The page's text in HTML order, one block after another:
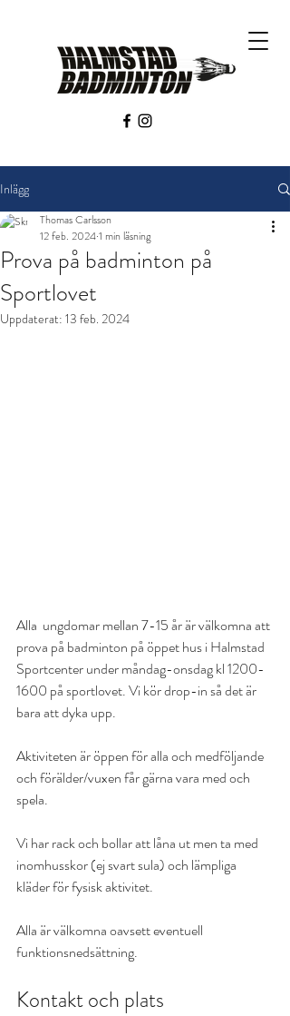
Inlägg
Prova på badminton på
Sportlovet
Thomas Carlsson
12 feb. 20241 min läsning
Uppdaterat: 13 feb. 2024
Alla  ungdomar mellan 7-15 år är välkomna att
prova på badminton på öppet hus i Halmstad
Sportcenter under måndag-onsdag kl 1200-
1600 på sportlovet. Vi kör drop-in så det är
bara att dyka upp.
Aktiviteten är öppen för alla och medföljande
och förälder/vuxen får gärna vara med och
spela.
Vi har rack och bollar att låna ut men ta med
inomhusskor (ej svart sula) och lämpliga
kläder för fysisk aktivitet.
Alla är välkomna oavsett eventuell
funktionsnedsättning.
Kontakt och plats